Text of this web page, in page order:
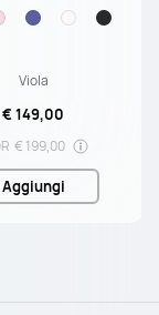
IP57
Viola
€ 149,00
€ 199,00
Aggiungi